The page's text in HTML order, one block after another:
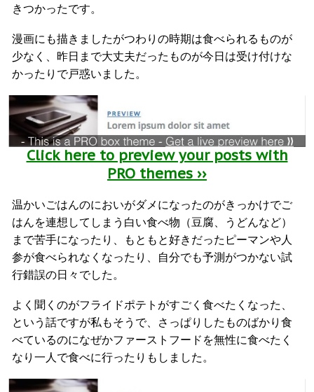
きつかったです。
漫画にも描きましたがつわりの時期は食べられるものが
少なく、昨日まで大丈夫だったものが今日は受け付けな
かったりで戸惑いました。
Click here to preview your posts with
PRO themes ››
温かいごはんのにおいがダメになったのがきっかけでご
はんを連想してしまう白い食べ物（豆腐、うどんなど）
まで苦手になったり、もともと好きだったピーマンや人
参が食べられなくなったり、自分でも予測がつかない試
行錯誤の日々でした。
よく聞くのがフライドポテトがすごく食べたくなった、
という話ですが私もそうで、さっぱりしたものばかり食
べているのになぜかファーストフードを無性に食べたく
なり一人で食べに行ったりもしました。